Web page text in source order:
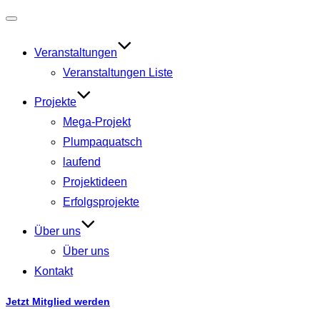
Navigation
Veranstaltungen
Veranstaltungen Liste
Projekte
Mega-Projekt
Plumpaquatsch
laufend
Projektideen
Erfolgsprojekte
Über uns
Über uns
Kontakt
Jetzt Mitglied werden